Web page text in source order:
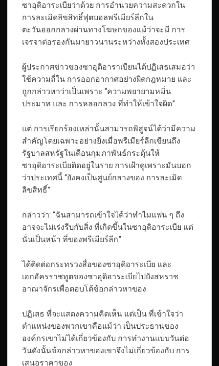
ซาอุดิอาระเบียว่าด้วย การอำนวยความสะดวกใน
การละเมิดลิขสิทธิ์ฟุตบอลพรีเมียร์ลีกใน
ตะวันออกกลางผ่านทางโฆษกของแม้ว่าจะมี การ
เจรจาต่อรองกันมายาวนานระหว่างทั้งสองประเทศ
ผู้ประกาศข่าวของซาอุดิอาราเบียนได้ปฏิเสธเสมอว่า
ใช้ความถี่ใน การออกอากาศอย่างผิดกฎหมาย และ
ถูกกล่าวหาว่าเป็นเพราะ “ความพยายามหมิ่น
ประมาท และ การหลอกลวง ที่ทำให้เข้าใจผิด”
แต่ การเรียกร้องเหล่านั้นสามารถพิสูจน์ได้ว่ามีความ
สำคัญโดยเฉพาะอย่างยิ่งเมื่อพรีเมียร์ลีกเขียนถึง
รัฐบาลสหรัฐในเดือนกุมภาพันธ์กระตุ้นให้
ซาอุดิอาระเบียติดอยู่ในราย การเฝ้าดูเพราะมันบอก
ว่าประเทศนี้ “ยังคงเป็นศูนย์กลางของ การละเมิด
ลิขสิทธิ์”
กล่าวว่า: “ฉันสามารถเข้าใจได้ว่าทำไมแฟน ๆ ถึง
อาจจะไม่เร่งรีบกับสิ่ง ที่เกิดขึ้นในซาอุดิอาระเบีย แต่
นั่นเป็นหน้า ที่ของพรีเมียร์ลีก”
ได้ติดต่อกระทรวงสื่อของซาอุดิอาระเบีย และ
เอกอัครราชทูตของซาอุดิอาระเบียไปยังสหราช
อาณาจักรเพื่อตอบโต้ข้อกล่าวหาของ
ปฏิเสธ ที่จะแสดงความคิดเห็น แต่เป็น ที่เข้าใจว่า
ตำแหน่งของพวกเขาคือแม้ว่า เป็นประธานของ
องค์กรเขาไม่ได้เกี่ยวข้องกับ การทำงานแบบวันต่อ
วันดังนั้นข้อกล่าวหาของเขาจึงไม่เกี่ยวข้องกับ การ
เสนอราคาของ